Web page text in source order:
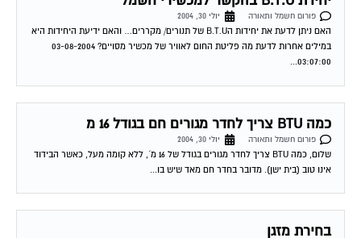
האם ניתן לדעת את יחידות הB.T.U של תנורים/ מקררים… והאם ידיעת היחידות היא
במילים אחרות לדעת מה פליטת החום לאוויר של מכשיר מסויים? 03-08-2004
03:07:00...
כמה BTU צריך לחדר מגורים חם בגודל 16 מ
פורום חשמל ותאורה
יולי 30, 2004
אינו טוב (בית ישן). מדובר בחדר חם מאד שיש בו...
בחירת מזגן
פורום חשמל ותאורה